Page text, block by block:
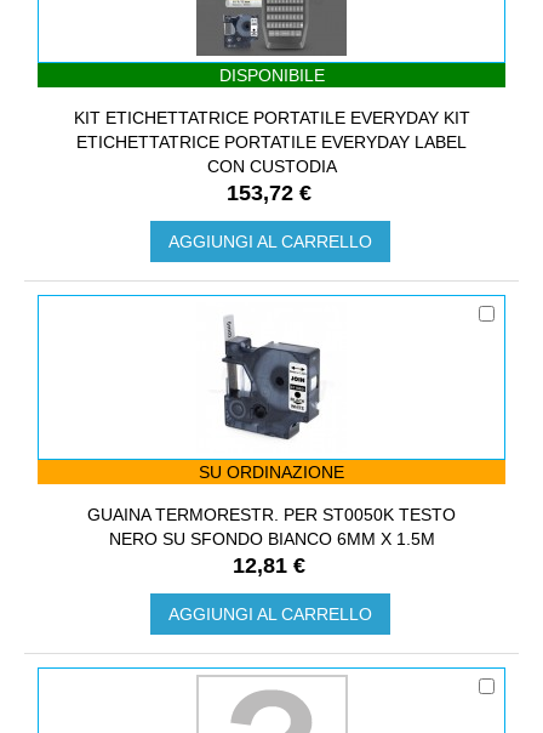
DISPONIBILE
KIT ETICHETTATRICE PORTATILE EVERYDAY KIT
ETICHETTATRICE PORTATILE EVERYDAY LABEL
CON CUSTODIA
153,72 €
AGGIUNGI AL CARRELLO
SU ORDINAZIONE
GUAINA TERMORESTR. PER ST0050K TESTO
NERO SU SFONDO BIANCO 6MM X 1.5M
12,81 €
AGGIUNGI AL CARRELLO